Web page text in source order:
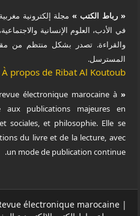
« رباط الكتب »مجلة إلكترونية
في الأدب، العلوم الإنسانية
والقراءة. تصدر بشكل منتظم من
المسترسل.
À propos de Ribat Al Koutoub
« Ribat Al Koutoub »
électronique marocaine à
aux publications majeures en
sociales, et philosophie. Elle se
du livre et de la lecture, avec
un mode de publication continue.
électronique marocaine |